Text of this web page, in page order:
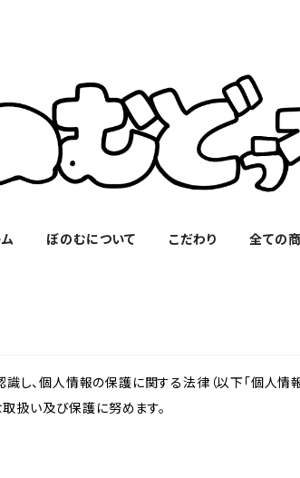
ぼのむについて こだわり 全ての
、個人情報の保護に関する法律（以下「個人情
取扱い及び保護に努めます。